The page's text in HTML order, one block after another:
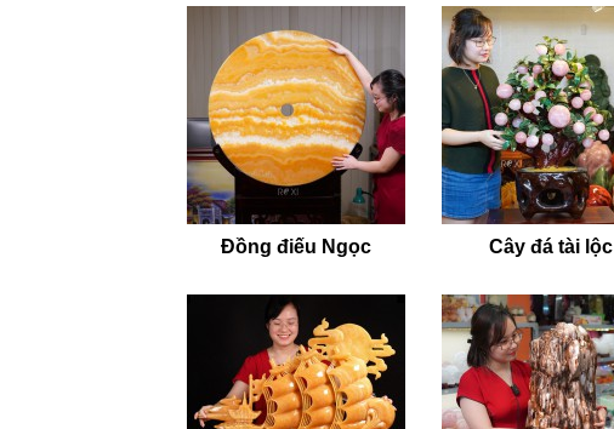
Đồng điếu Ngọc Cây đá tài lộc